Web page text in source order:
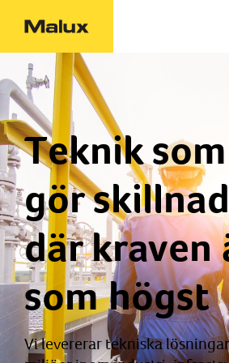
Teknik som
gör
där kraven
som högst
Vi levererar tekniska